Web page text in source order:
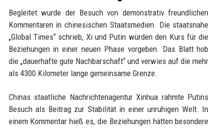
Begleitet wurde der Besuch von demonstrativ freundlichen
Kommentaren in chinesischen Staatsmedien. Die staatsnahe
„Global Times“ schrieb, Xi und Putin würden den Kurs für die
Beziehungen in einer neuen Phase vorgeben. Das Blatt hob
die „dauerhafte gute Nachbarschaft“ und verwies auf die mehr
als 4300 Kilometer lange gemeinsame Grenze.
Chinas staatliche Nachrichtenagentur Xinhua rahmte Putins
Besuch als Beitrag zur Stabilität in einer unruhigen Welt. In
einem Kommentar hieß es, die Beziehungen hätten besondere